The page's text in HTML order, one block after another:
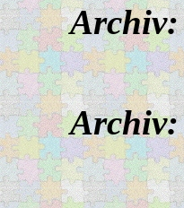
Archiv:
Archiv: